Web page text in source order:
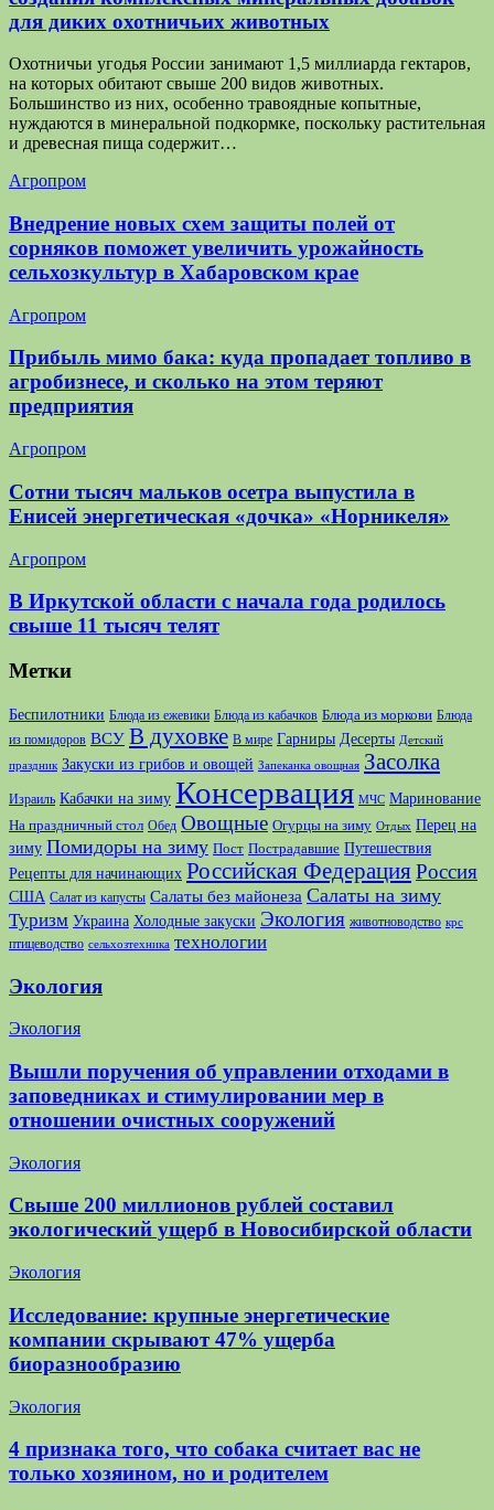
для диких охотничьих животных
Охотничьи угодья России занимают 1,5 миллиарда гектаров,
на которых обитают свыше 200 видов животных.
Большинство из них, особенно травоядные копытные,
нуждаются в минеральной подкормке, поскольку растительная
и древесная пища содержит…
Агропром
Внедрение новых схем защиты полей от
сорняков поможет увеличить урожайность
сельхозкультур в Хабаровском крае
Агропром
Прибыль мимо бака: куда пропадает топливо в
агробизнесе, и сколько на этом теряют
предприятия
Агропром
Сотни тысяч мальков осетра выпустила в
Енисей энергетическая «дочка» «Норникеля»
Агропром
В Иркутской области с начала года родилось
свыше 11 тысяч телят
Метки
Беспилотники Блюда из ежевики Блюда из кабачков Блюда из моркови Блюда
из помидоров ВСУ В духовке В мире Гарниры Десерты Детский
праздник Закуски из грибов и овощей Запеканка овощная Засолка
Израиль Кабачки на зиму Консервация МЧС Маринование
На праздничный стол Обед Овощные Огурцы на зиму Отдых Перец на
зиму Помидоры на зиму Пост Пострадавшие Путешествия
Рецепты для начинающих Российская ФедерацияРоссия
США Салат из капусты Салаты без майонеза Салаты на зиму
Туризм Украина Холодные закуски Экология животноводство крс
птицеводство сельхозтехника технологии
Экология
Экология
Вышли поручения об управлении отходами в
заповедниках и стимулировании мер в
отношении очистных сооружений
Экология
Свыше 200 миллионов рублей составил
экологический ущерб в Новосибирской области
Экология
Исследование: крупные энергетические
компании скрывают 47% ущерба
биоразнообразию
Экология
4 признака того, что собака считает вас не
только хозяином, но и родителем